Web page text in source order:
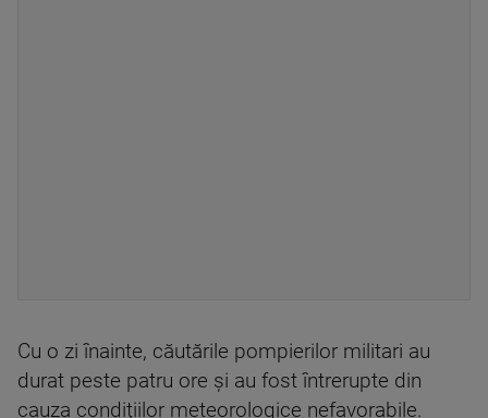
Cu o zi înainte, căutările pompierilor militari au
durat peste patru ore şi au fost întrerupte din
cauza condiţiilor meteorologice nefavorabile.